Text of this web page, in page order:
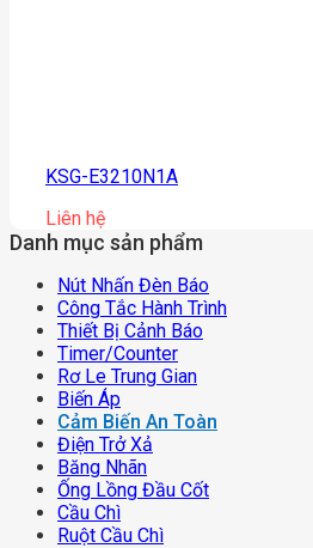
KSG-E3210N1A
Liên hệ
Danh mục sản phẩm
Nút Nhấn Đèn Báo
Công Tắc Hành Trình
Thiết Bị Cảnh Báo
Timer/counter
Rơ Le Trung Gian
Biến Áp
Cảm Biến An Toàn
Điện Trở Xả
Băng Nhãn
Ống Lồng Đầu Cốt
Cầu Chì
Ruột Cầu Chì